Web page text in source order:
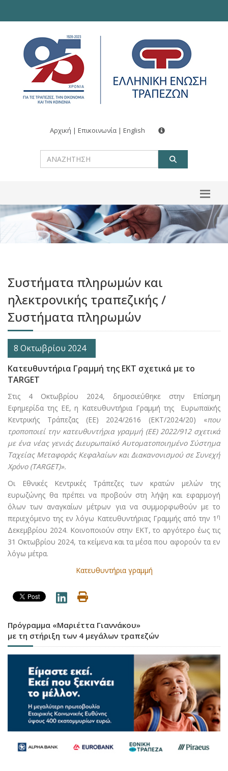
Αρχική | Επικοινωνία | English
Συστήματα πληρωμών και
ηλεκτρονικής τραπεζικής /
Συστήματα πληρωμών
8 Οκτωβρίου 2024
Κατευθυντήρια Γραμμή της ΕΚΤ σχετικά με το
TARGET
Στις 4 Οκτωβρίου 2024, δημοσιεύθηκε στην Επίσημη
Εφημερίδα της ΕΕ, η Κατευθυντήρια Γραμμή της Ευρωπαϊκής
Κεντρικής Τράπεζας (ΕΕ) 2024/2616 (ΕΚΤ/2024/20) «που
τροποποιεί την κατευθυντήρια γραμμή (ΕΕ) 2022/912 σχετικά
με ένα νέας γενιάς Διευρωπαϊκό Αυτοματοποιημένο Σύστημα
Ταχείας Μεταφοράς Κεφαλαίων και Διακανονισμού σε Συνεχή
Χρόνο (TARGET)».
Οι Εθνικές Κεντρικές Τράπεζες των κρατών μελών της
ευρωζώνης θα πρέπει να προβούν στη λήψη και εφαρμογή
όλων των αναγκαίων μέτρων για να συμμορφωθούν με το
περιεχόμενο της εν λόγω Κατευθυντήριας Γραμμής από την 1 η
Δεκεμβρίου 2024. Κοινοποιούν στην ΕΚΤ, το αργότερο έως τις
31 Οκτωβρίου 2024, τα κείμενα και τα μέσα που αφορούν τα εν
λόγω μέτρα.
Κατευθυντήρια γραμμή
Πρόγραμμα «Μαριέττα Γιαννάκου»
με τη στήριξη των 4 μεγάλων τραπεζών